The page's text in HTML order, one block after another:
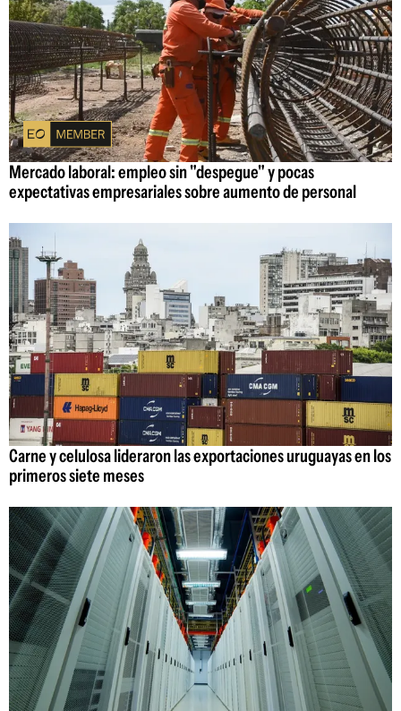
Mercado laboral: empleo sin "despegue" y pocas
expectativas empresariales sobre aumento de personal
Carne y celulosa lideraron las exportaciones uruguayas en los
primeros siete meses